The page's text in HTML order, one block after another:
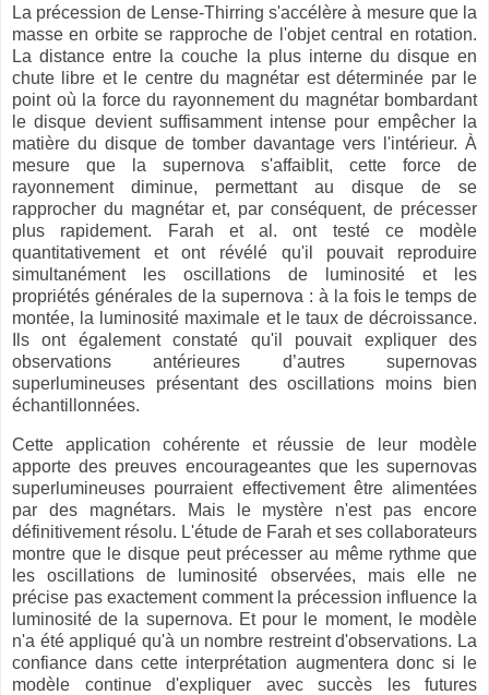
La précession de Lense-Thirring s'accélère à mesure que la
masse en orbite se rapproche de l'objet central en rotation.
La distance entre la couche la plus interne du disque en
chute libre et le centre du magnétar est déterminée par le
point où la force du rayonnement du magnétar bombardant
le disque devient suffisamment intense pour empêcher la
matière du disque de tomber davantage vers l'intérieur. À
mesure que la supernova s'affaiblit, cette force de
rayonnement diminue, permettant au disque de se
rapprocher du magnétar et, par conséquent, de précesser
plus rapidement. Farah et al. ont testé ce modèle
quantitativement et ont révélé qu'il pouvait reproduire
simultanément les oscillations de luminosité et les
propriétés générales de la supernova : à la fois le temps de
montée, la luminosité maximale et le taux de décroissance.
Ils ont également constaté qu'il pouvait expliquer des
observations antérieures d’autres supernovas
superlumineuses présentant des oscillations moins bien
échantillonnées.
Cette application cohérente et réussie de leur modèle
apporte des preuves encourageantes que les supernovas
superlumineuses pourraient effectivement être alimentées
par des magnétars. Mais le mystère n'est pas encore
définitivement résolu. L'étude de Farah et ses collaborateurs
montre que le disque peut précesser au même rythme que
les oscillations de luminosité observées, mais elle ne
précise pas exactement comment la précession influence la
luminosité de la supernova. Et pour le moment, le modèle
n'a été appliqué qu'à un nombre restreint d'observations. La
confiance dans cette interprétation augmentera donc si le
modèle continue d'expliquer avec succès les futures